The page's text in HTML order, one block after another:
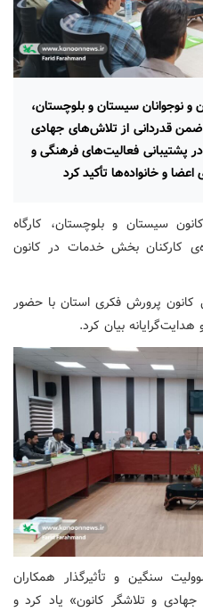
و نوجوانان سیستان و بلوچستان،
قدردانی از تلاش‌های جهادی
پشتیبانی فعالیت‌های فرهنگی و
و خانواده‌ها تأکید کرد
سیستان و بلوچستان، کارگاه
کارکنان بخش خدمات در کانون
کانون پرورش فکری استان با حضور
بیان کرد.
سنگین و تأثیرگذار همکاران
جهادی و تلاشگر کانون» یاد کرد و